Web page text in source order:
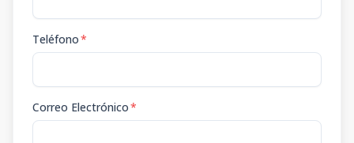
Teléfono*
Correo Electrónico*